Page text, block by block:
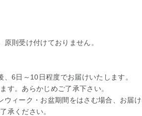
則受け付けておりません。
6日～10日程度でお届けいたします。
す。あらかじめご了承下さい。
ウィーク・お盆期間をはさむ場合、お届
承ください。